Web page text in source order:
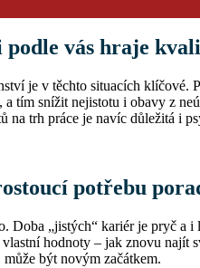
podle vás hraje
je v těchto situacích klíčové.
a tím snížit nejistotu i obavy z
na trh práce je navíc důležitá i
potřebu
Doba „jistých“ kariér je pryč a
hodnoty – jak znovu najít
může být novým začátkem.